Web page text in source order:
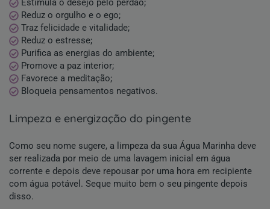
Estimula o desejo pelo perdão;
Reduz o orgulho e o ego;
Traz felicidade e vitalidade;
Reduz o estresse;
Purifica as energias do ambiente;
Promove a paz interior;
Favorece a meditação;
Bloqueia pensamentos negativos.
limpeza e energização do pingente
Como seu nome sugere, a limpeza da sua Água Marinha deve
ser realizada por meio de uma lavagem inicial em água
corrente e depois deve repousar por uma hora em recipiente
com água potável. Seque muito bem o seu pingente depois
disso.